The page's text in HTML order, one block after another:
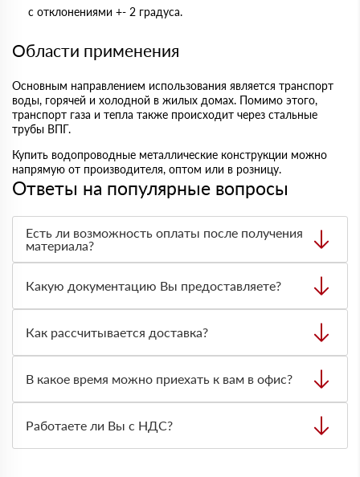
с отклонениями +- 2 градуса.
Области применения
Основным направлением использования является транспорт
воды, горячей и холодной в жилых домах. Помимо этого,
транспорт газа и тепла также происходит через стальные
трубы ВПГ.
Купить водопроводные металлические конструкции можно
напрямую от производителя, оптом или в розницу.
Ответы на популярные вопросы
Есть ли возможность оплаты после получения
материала?
оплата по факту получения товара. При этом, если
доставленный товар был ненадлежащего качества, то
Вы вправе от него отказаться.
Какую документацию Вы предоставляете?
сертификаты и паспорта качества, а также товарно-
транспортную накладную.
Как рассчитывается доставка?
персональный менеджер для уточнения деталей заказа.
Далее он передает заявку нашему логисту для оценки
стоимости и сроков доставки, которые впоследствии и
оглашаются заказчику.
В какое время можно приехать к вам в офис?
Петербург, просп. Обуховской Обороны, 73, офис 50
Режим работы: с 8:00-21:00.
Работаете ли Вы с НДС?